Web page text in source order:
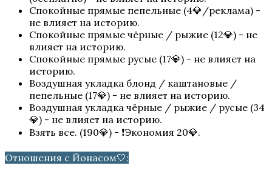
Паруса в тумане
Спокойные прямые пепельные (4💎/реклама) -
не влияет на историю.
Спокойные прямые чёрные / рыжие (12💎) - не
влияет на историю.
Спокойные прямые русые (17💎) - не влияет на
историю.
Воздушная укладка блонд / каштановые /
пепельные (17💎) - не влияет на историю.
Воздушная укладка чёрные / рыжие / русые (34
💎) - не влияет на историю.
Взять все. (190💎) - ❗Экономия 20💎.
Отношения с Йонасом🤍: